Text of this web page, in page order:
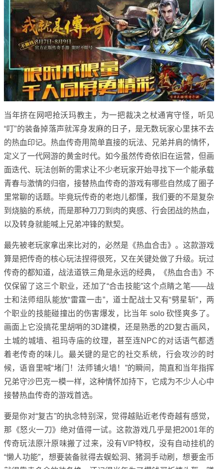
当年挤在网吧抢沃玛教主，为一把裁决之杖通宵守怪，听见
“叮”的装备掉落声就浑身发麻的日子，是无数玩家心里抹不去
的热血印记。热血传奇用简单直接的玩法、兄弟并肩的情怀，
定义了一代网游的黄金时代。如今虽然传奇依旧在运营，但画
面迭代、玩法创新的需求让不少老玩家开始寻找下一个能承载
青春与激情的归宿，接替热血传奇的游戏有哪些自然成了圈子
里常聊的话题。毕竟玩传奇的老炮儿都懂，我们要的不是复杂
到烧脑的系统，而是那种刀刀到肉的爽感、行会团战的热血，
以及转身就能喊上兄弟冲锋的默契。
最先被老玩家拿出来比对的，必然是《热血合击》。这款游戏
算是把传奇的核心玩法捏得很死，又在关键处做了升级。玩过
传奇的都知道，战法道铁三角是永远的经典，《热血合击》不
仅保留了这三个职业，还加了“合击技能”这个点睛之笔——战
士和法师组队能放“雷霆一击”，道士配战士又有“劈星斩”，两
个职业的技能碰撞出的伤害爆发，比当年 solo 砍怪爽多了。
画面上它没搞花里胡哨的3D建模，还是熟悉的2D复古画风，
土城的城墙、祖玛寺庙的纹理，甚至连NPC的对话语气都透
着老传奇的味儿。最关键的是它的社交系统，行会攻沙的时
候，语音里喊“堵门！法师铺火墙！”的瞬间，简直和当年指挥
兄弟守沙巴克一模一样，这种情怀加持下，它成为不少人心中
接替热血传奇的游戏首选。
要是你对“复古”的执念特别深，觉得越贴近老传奇越有感觉，
那《怒火一刀》绝对值得一试。这款游戏几乎是把2001年的
传奇玩法原汁原味搬了过来，没有VIP特权，没有自动挂机的
“懒人功能”，想要装备就得去蜈蚣洞、猪洞手动刷，想要金币